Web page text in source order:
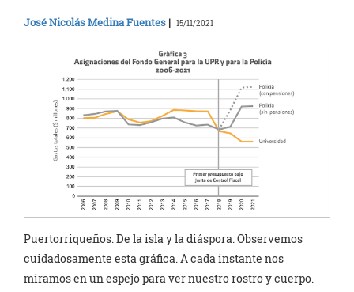
José Nicolás Medina Fuentes | 15/11/2021
Puertorriqueños. De la isla y la diáspora. Observemos
cuidadosamente esta gráfica. A cada instante nos
miramos en un espejo para ver nuestro rostro y cuerpo.